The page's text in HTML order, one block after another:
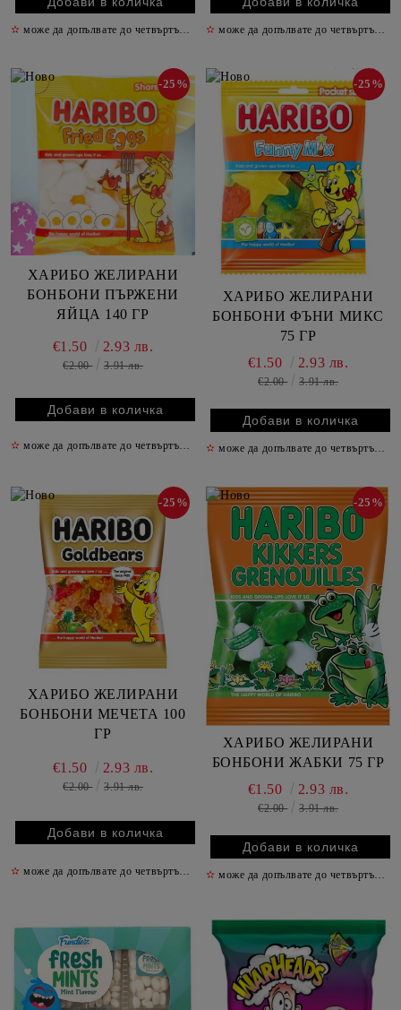
✫ може да допълвате до четвъртък включително ✫
✫ може да допълвате до четвъртък включително
ХАРИБО ЖЕЛИРАНИ
БОНБОНИ ПЪРЖЕНИ
ЯЙЦА 140 ГР
-25%
€1.50 2.93 лв.
€2.00 3.91 лв.
✫ може да допълвате до четвъртък включително ✫
ХАРИБО ЖЕЛИРАНИ
БОНБОНИ ФЪНИ МИКС
75 ГР
-25%
€1.50 2.93 лв.
€2.00 3.91 лв.
✫ може да допълвате до четвъртък включително
ХАРИБО ЖЕЛИРАНИ
БОНБОНИ МЕЧЕТА 100
ГР
-25%
€1.50 2.93 лв.
€2.00 3.91 лв.
✫ може да допълвате до четвъртък включително ✫
ХАРИБО ЖЕЛИРАНИ
БОНБОНИ ЖАБКИ 75 ГР
-25%
€1.50 2.93 лв.
€2.00 3.91 лв.
✫ може да допълвате до четвъртък включително